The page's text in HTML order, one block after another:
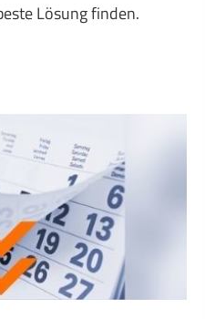
Lösung finden.